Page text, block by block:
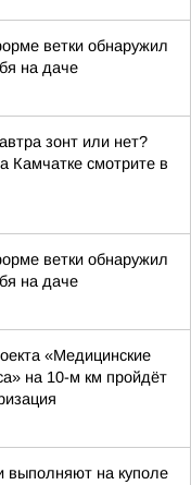
ветки обнаружил
на даче
зонт или нет?
Камчатке смотрите в
ветки обнаружил
на даче
«Медицинские
на 10-м км пройдёт
выполняют на куполе